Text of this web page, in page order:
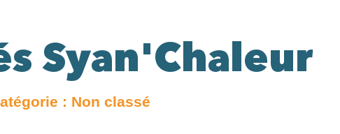
Syan'Chaleur
: Non classé